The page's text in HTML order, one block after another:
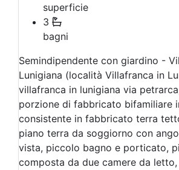
superficie
3
bagni
Semindipendente con giardino -
Lunigiana (località Villafranca in
villafranca in lunigiana via
porzione di fabbricato bifamiliare
consistente in fabbricato terra
piano terra da soggiorno con
vista, piccolo bagno e porticato,
composta da due camere da letto,